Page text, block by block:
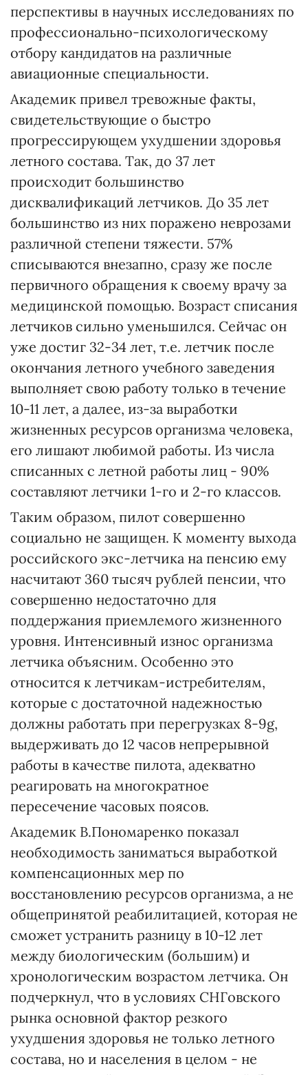
перспективы в научных исследованиях по
профессионально-психологическому
отбору кандидатов на различные
авиационные специальности.
Академик привел тревожные факты,
свидетельствующие о быстро
прогрессирующем ухудшении здоровья
летного состава. Так, до 37 лет
происходит большинство
дисквалификаций летчиков. До 35 лет
большинство из них поражено неврозами
различной степени тяжести. 57%
списываются внезапно, сразу же после
первичного обращения к своему врачу за
медицинской помощью. Возраст списания
летчиков сильно уменьшился. Сейчас он
уже достиг 32-34 лет, т.е. летчик после
окончания летного учебного заведения
выполняет свою работу только в течение
10-11 лет, а далее, из-за выработки
жизненных ресурсов организма человека,
его лишают любимой работы. Из числа
списанных с летной работы лиц - 90%
составляют летчики 1-го и 2-го классов.
Таким образом, пилот совершенно
социально не защищен. К моменту выхода
российского экс-летчика на пенсию ему
насчитают 360 тысяч рублей пенсии, что
совершенно недостаточно для
поддержания приемлемого жизненного
уровня. Интенсивный износ организма
летчика объясним. Особенно это
относится к летчикам-истребителям,
которые с достаточной надежностью
должны работать при перегрузках 8-9g,
выдерживать до 12 часов непрерывной
работы в качестве пилота, адекватно
реагировать на многократное
пересечение часовых поясов.
Академик В.Пономаренко показал
необходимость заниматься выработкой
компенсационных мер по
восстановлению ресурсов организма, а не
общепринятой реабилитацией, которая не
сможет устранить разницу в 10-12 лет
между биологическим (большим) и
хронологическим возрастом летчика. Он
подчеркнул, что в условиях СНГовского
рынка основной фактор резкого
ухудшения здоровья не только летного
состава, но и населения в целом - не